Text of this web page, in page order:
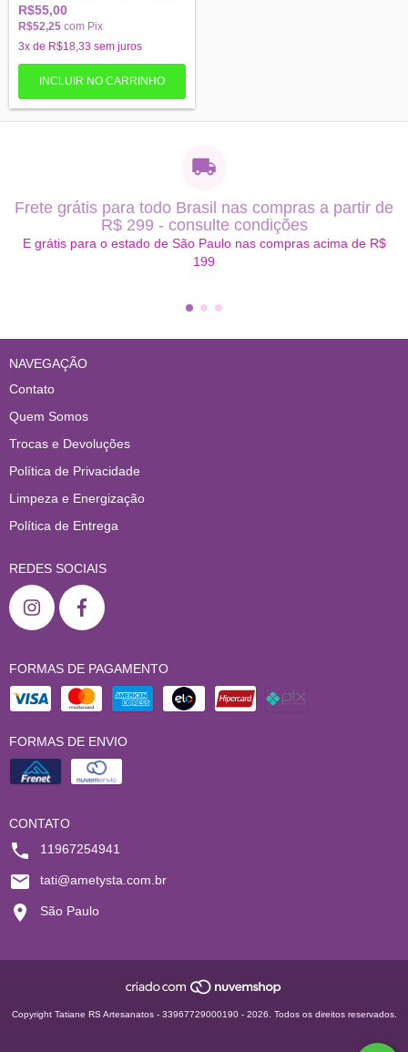
R$55,00
R$52,25 com Pix
3x de R$18,33 sem juros
Frete grátis para todo Brasil nas compras a partir de
R$ 299 - consulte condições
E grátis para o estado de São Paulo nas compras acima de R$
199
NAVEGAÇÃO
Contato
Quem Somos
Trocas e Devoluções
Política de Privacidade
Limpeza e Energização
Política de Entrega
REDES SOCIAIS
FORMAS DE PAGAMENTO
FORMAS DE ENVIO
CONTATO
11967254941
tati@ametysta.com.br
São Paulo
Copyright Tatiane RS Artesanatos - 33967729000190 - 2026. Todos os direitos reservados.